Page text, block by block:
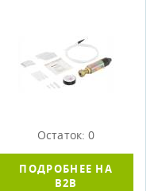
Остаток: 0
ПОДРОБНЕЕ НА
B2B